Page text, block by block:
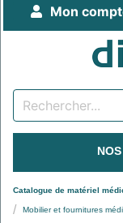
Mon
Catalogue de matériel
Mobilier et fournitures